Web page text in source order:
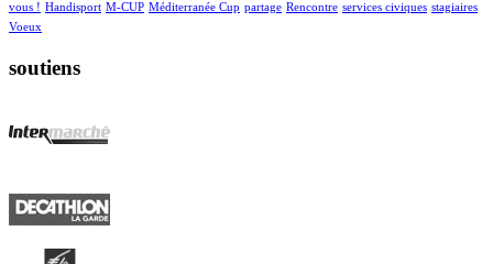
vous ! Handisport M-CUP Méditerranée Cup partage Rencontre services civiques stagiaires
Voeux
soutiens